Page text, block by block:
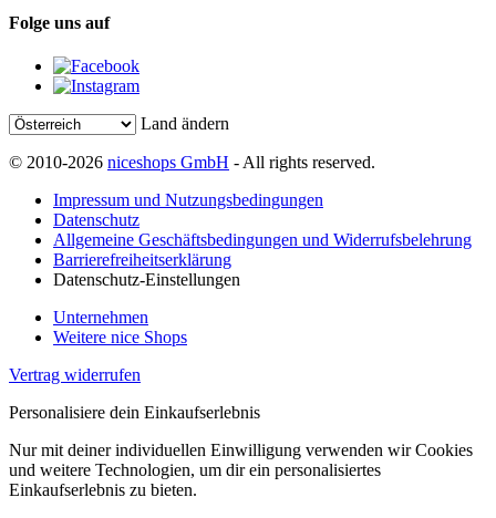
Folge uns auf
Land ändern
© 2010-2026 niceshops GmbH - All rights reserved.
Impressum und Nutzungsbedingungen
Datenschutz
Allgemeine Geschäftsbedingungen und Widerrufsbelehrung
Barrierefreiheitserklärung
Datenschutz-Einstellungen
Unternehmen
Weitere nice Shops
Vertrag widerrufen
Personalisiere dein Einkaufserlebnis
Nur mit deiner individuellen Einwilligung verwenden wir Cookies
und weitere Technologien, um dir ein personalisiertes
Einkaufserlebnis zu bieten.